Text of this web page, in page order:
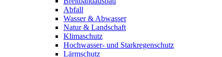
Abfall
Wasser & Abwasser
Natur & Landschaft
Klimaschutz
Hochwasser- und Starkregenschutz
Lärmschutz